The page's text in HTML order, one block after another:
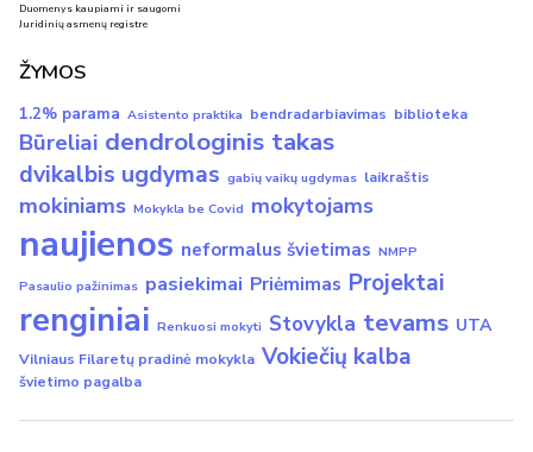
Duomenys kaupiami ir saugomi
Juridinių asmenų registre
ŽYMOS
1.2% parama Asistento praktika bendradarbiavimas biblioteka
Būreliai dendrologinis takas
dvikalbis ugdymas gabių vaikų ugdymas laikraštis
mokiniams Mokykla be Covid mokytojams
naujienos neformalus švietimas NMPP
Pasaulio pažinimas pasiekimai Priėmimas Projektai
renginiai Renkuosi mokyti Stovykla tevams UTA
Vilniaus Filaretų pradinė mokykla Vokiečių kalba
švietimo pagalba